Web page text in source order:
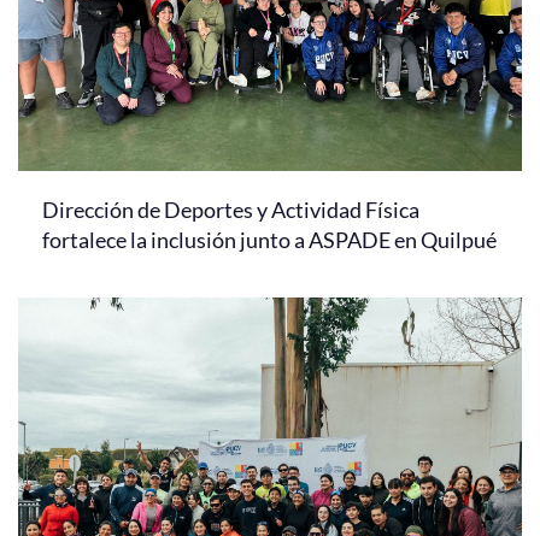
Dirección de Deportes y Actividad Física
fortalece la inclusión junto a ASPADE en Quilpué